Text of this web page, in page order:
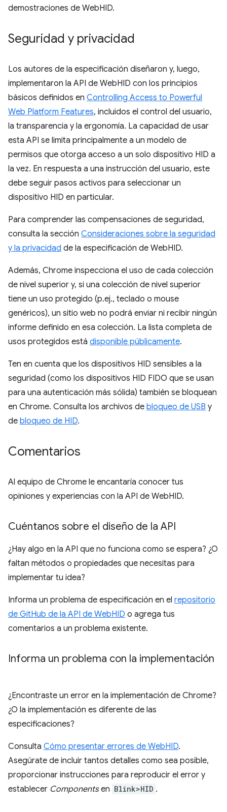
demostraciones de WebHID.
Seguridad y privacidad
Los autores de la especificación diseñaron y, luego,
implementaron la API de WebHID con los principios
básicos definidos en Controlling Access to Powerful
Web Platform Features, incluidos el control del usuario,
la transparencia y la ergonomía. La capacidad de usar
esta API se limita principalmente a un modelo de
permisos que otorga acceso a un solo dispositivo HID a
la vez. En respuesta a una instrucción del usuario, este
debe seguir pasos activos para seleccionar un
dispositivo HID en particular.
Para comprender las compensaciones de seguridad,
consulta la sección Consideraciones sobre la seguridad
y la privacidad de la especificación de WebHID.
Además, Chrome inspecciona el uso de cada colección
de nivel superior y, si una colección de nivel superior
tiene un uso protegido (p.ej., teclado o mouse
genéricos), un sitio web no podrá enviar ni recibir ningún
informe definido en esa colección. La lista completa de
usos protegidos está disponible públicamente.
Ten en cuenta que los dispositivos HID sensibles a la
seguridad (como los dispositivos HID FIDO que se usan
para una autenticación más sólida) también se bloquean
en Chrome. Consulta los archivos de bloqueo de USB y
de bloqueo de HID.
Comentarios
Al equipo de Chrome le encantaría conocer tus
opiniones y experiencias con la API de WebHID.
Cuéntanos sobre el diseño de la API
¿Hay algo en la API que no funciona como se espera? ¿O
faltan métodos o propiedades que necesitas para
implementar tu idea?
Informa un problema de especificación en el repositorio
de GitHub de la API de WebHID o agrega tus
comentarios a un problema existente.
Informa un problema con la implementación
¿Encontraste un error en la implementación de Chrome?
¿O la implementación es diferente de las
especificaciones?
Consulta Cómo presentar errores de WebHID.
Asegúrate de incluir tantos detalles como sea posible,
proporcionar instrucciones para reproducir el error y
establecer Componentsen Blink>HID .